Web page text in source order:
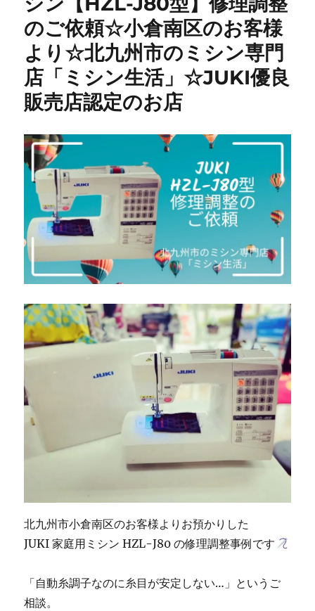
型
☆
ミ
シ
修
交
で
糸
目
が
綺
に
復
｜
宗
像
市
の
依
九
州
シ
のご依頼☆小倉南区のお客様
より☆北九州市のミシン専門
店「ミシン生活」☆JUKI優良
販売店認定のお店
北九州市小倉南区のお客様よりお預かりした
JUKI 家庭用ミシン HZL-J80 の修理調整事例です
「自動糸調子なのに糸目が安定しない…」というご
相談。